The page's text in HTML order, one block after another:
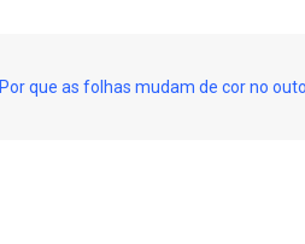
Por que as folhas mudam de cor no